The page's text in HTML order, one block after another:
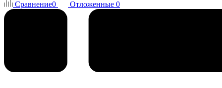
Сравнение0 Отложенные 0